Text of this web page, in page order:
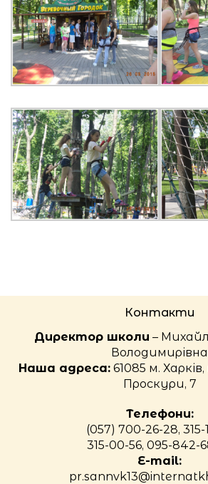
Контакти
Директор школи –
Володимирівна
Наша адреса:61085 м.
Проскури, 7
Телефони:
(057) 700-26-28, 315-
315-00-56, 095-842-
E-mail: